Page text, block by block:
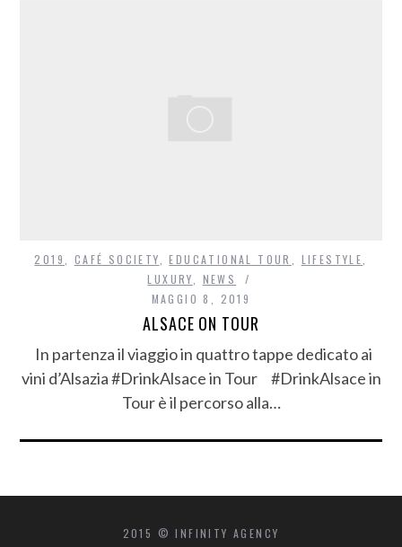
2019 CAFÉ SOCIETY ,EDUCATIONAL TOUR LIFESTYLE
LUXURY
NEWS
MAGGIO 8, 2019
ALSACE ON TOUR
In partenza il viaggio in quattro tappe dedicato ai
vini d’Alsazia #DrinkAlsace in Tour #DrinkAlsace in
Tour è il percorso alla…
2015 © INFINITY AGENCY